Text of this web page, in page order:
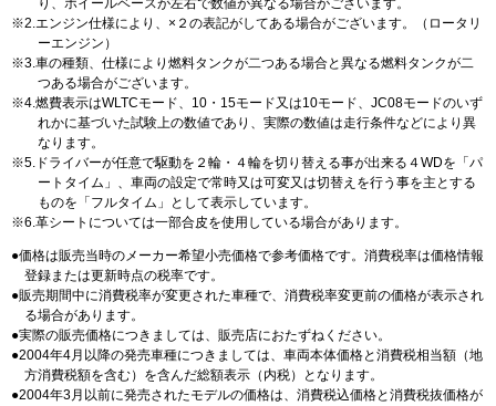
り、ホイールベースが左右で数値が異なる場合がございます。
2.エンジン仕様により、×２の表記がしてある場合がございます。（ロータリ
ーエンジン）
3.車の種類、仕様により燃料タンクが二つある場合と異なる燃料タンクが二
つある場合がございます。
4.燃費表示はWLTCモード、10・15モード又は10モード、JC08モードのいず
れかに基づいた試験上の数値であり、実際の数値は走行条件などにより異
なります。
5.ドライバーが任意で駆動を２輪・４輪を切り替える事が出来る４WDを「パ
ートタイム」、車両の設定で常時又は可変又は切替えを行う事を主とする
ものを「フルタイム」として表示しています。
6.革シートについては一部合皮を使用している場合があります。
価格は販売当時のメーカー希望小売価格で参考価格です。消費税率は価格情報
登録または更新時点の税率です。
販売期間中に消費税率が変更された車種で、消費税率変更前の価格が表示され
る場合があります。
実際の販売価格につきましては、販売店におたずねください。
2004年4月以降の発売車種につきましては、車両本体価格と消費税相当額（地
方消費税額を含む）を含んだ総額表示（内税）となります。
2004年3月以前に発売されたモデルの価格は、消費税込価格と消費税抜価格が